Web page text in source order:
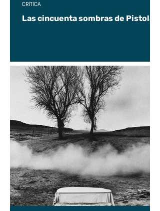
Las cincuenta sombras de Pistolas
CRÍTICA